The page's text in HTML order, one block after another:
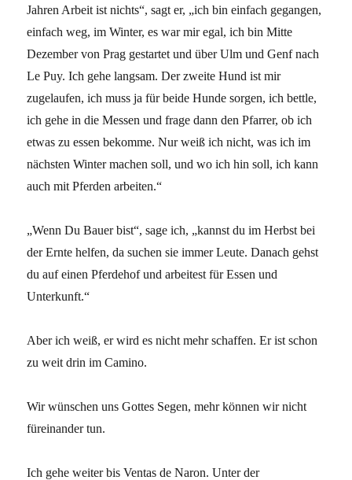
Jahren Arbeit ist nichts“, sagt er, „ich bin einfach gegangen,
einfach weg, im Winter, es war mir egal, ich bin Mitte
Dezember von Prag gestartet und über Ulm und Genf nach
Le Puy. Ich gehe langsam. Der zweite Hund ist mir
zugelaufen, ich muss ja für beide Hunde sorgen, ich bettle,
ich gehe in die Messen und frage dann den Pfarrer, ob ich
etwas zu essen bekomme. Nur weiß ich nicht, was ich im
nächsten Winter machen soll, und wo ich hin soll, ich kann
auch mit Pferden arbeiten.“
„Wenn Du Bauer bist“, sage ich, „kannst du im Herbst bei
der Ernte helfen, da suchen sie immer Leute. Danach gehst
du auf einen Pferdehof und arbeitest für Essen und
Unterkunft.“
Aber ich weiß, er wird es nicht mehr schaffen. Er ist schon
zu weit drin im Camino.
Wir wünschen uns Gottes Segen, mehr können wir nicht
füreinander tun.
Ich gehe weiter bis Ventas de Naron. Unter der